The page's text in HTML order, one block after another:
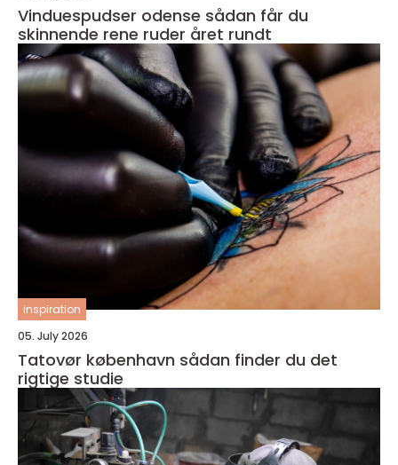
Vinduespudser odense sådan får du
skinnende rene ruder året rundt
inspiration
05. July 2026
Tatovør københavn sådan finder du det
rigtige studie